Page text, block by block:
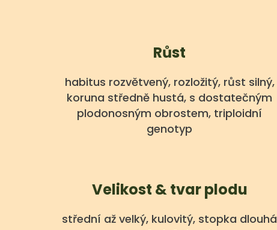
Růst
habitus rozvětvený, rozložitý, růst silný,
koruna středně hustá, s dostatečným
plodonosným obrostem, triploidní
genotyp
Velikost & tvar plodu
střední až velký, kulovitý, stopka dlouhá